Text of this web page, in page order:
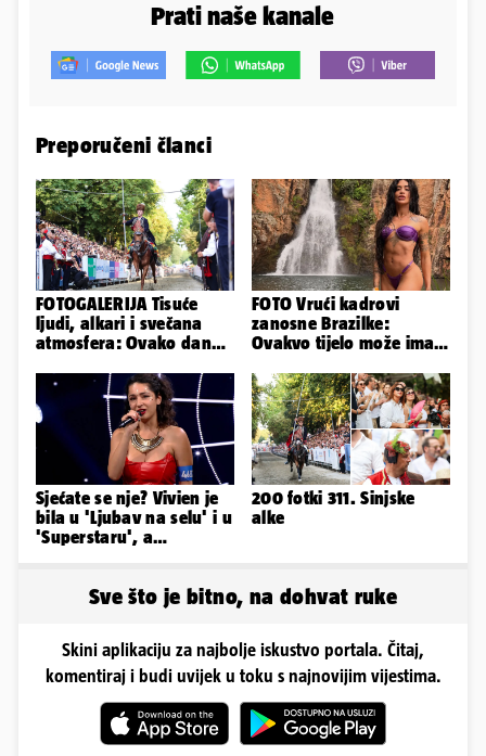
Prati naše kanale
Preporučeni članci
FOTOGALERIJA Tisuće
ljudi, alkari i svečana
atmosfera: Ovako danas
FOTO Vrući kadrovi
zanosne Brazilke:
Ovakvo tijelo može imati
Sjećate se nje? Vivien je
bila u 'Ljubav na selu' i u
'Superstaru', a
200 fotki 311. Sinjske
alke
Sve što je bitno, na dohvat ruke
Skini aplikaciju za najbolje iskustvo portala. Čitaj,
komentiraj i budi uvijek u toku s najnovijim vijestima.